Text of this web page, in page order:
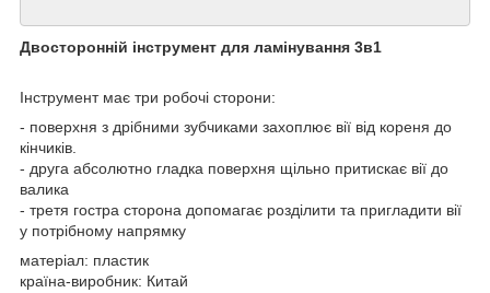
Двосторонній інструмент для ламінування 3в1
Інструмент має три робочі сторони:
- поверхня з дрібними зубчиками захоплює вії від кореня до
кінчиків.
- друга абсолютно гладка поверхня щільно притискає вії до
валика
- третя гостра сторона допомагає розділити та пригладити вії
у потрібному напрямку
матеріал: пластик
країна-виробник: Китай